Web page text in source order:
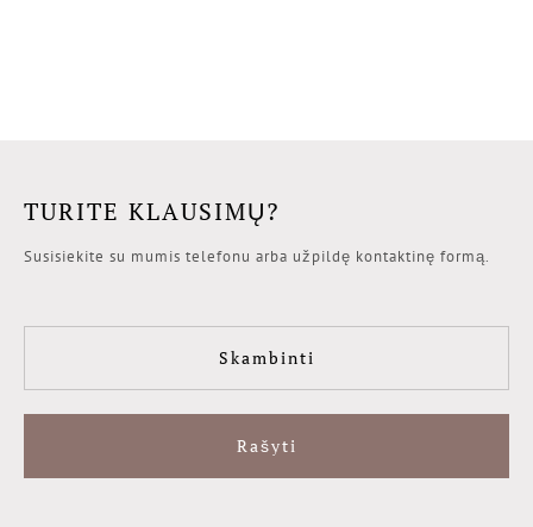
TURITE KLAUSIMŲ?
Susisiekite su mumis telefonu arba užpildę kontaktinę formą.
Skambinti
Rašyti